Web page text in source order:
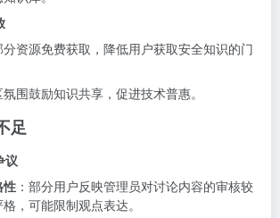
分资源免费获取，降低用户获取安全知识的门
围鼓励知识共享，促进技术普惠。
足
议
性 ：部分用户反映管理员对讨论内容的审核较
，可能限制观点表达。